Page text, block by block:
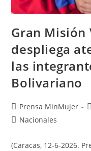
Gran Misión
despliega
las
Bolivariano
Prensa MinMujer
Nacionales
(Caracas, 12-6-2026.